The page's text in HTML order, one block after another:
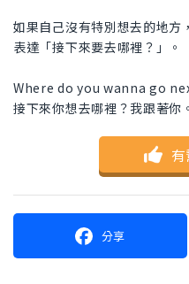
如果自己沒有特別想去的地方
表達「接下來要去哪裡？」。
Where do you wanna go
接下來你想去哪裡？我跟著你。
分享